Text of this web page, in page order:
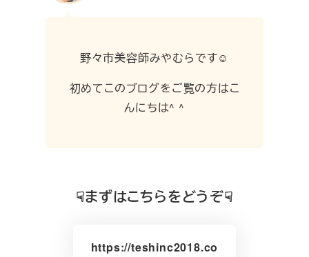
野々市美容師みやむらです☺︎
初めてこのブログをご覧の方はこ
んにちは^ ^
☟まずはこちらをどうぞ☟
https://teshinc2018.co